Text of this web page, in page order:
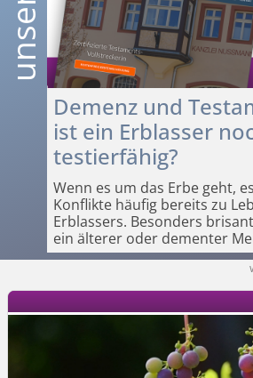
Demenz und
ist ein Erblasser
testierfähig?
Wenn es um das Erbe geht,
Konflikte häufig bereits zu
Erblassers. Besonders
ein älterer oder dementer